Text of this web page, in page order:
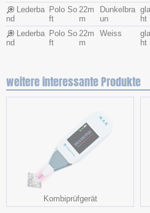
Lederba
nd
Polo So
ft
22m
m
Dunkelbra
un
ht
Lederba
nd
Polo So
ft
22m
m
Weiss
ht
weitere interessante Produkte
Kombiprüfgerät